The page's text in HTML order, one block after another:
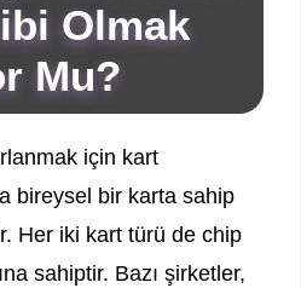
Olmak
Mu?
için kart
bireysel bir karta sahip
Her iki kart türü de chip
sahiptir. Bazı şirketler,